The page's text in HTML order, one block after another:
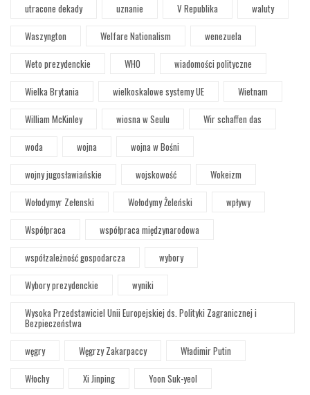
utracone dekady
uznanie V Republika
waluty
Waszyngton
Welfare Nationalism
wenezuela
Weto prezydenckie
WHO
wiadomości polityczne
Wielka Brytania
wielkoskalowe systemy UE
Wietnam
William McKinley
wiosna w Seulu
Wir schaffen das
woda
wojna
wojna w Bośni
wojny jugosławiańskie
wojskowość
Wokeizm
Wołodymyr Zełenski
Wołodymy Żeleński
wpływy
Współpraca
współpraca międzynarodowa
współzależność gospodarcza
wybory
Wybory prezydenckie
wyniki
Wysoka Przedstawiciel Unii Europejskiej ds. Polityki Zagranicznej i
Bezpieczeństwa
węgry
Węgrzy Zakarpaccy
Władimir Putin
Włochy
Xi Jinping
Yoon Suk-yeol